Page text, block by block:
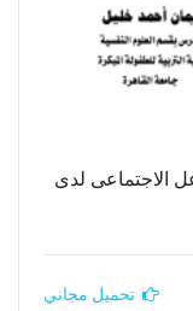
الاجتماعى لدى
تحميل مجاني